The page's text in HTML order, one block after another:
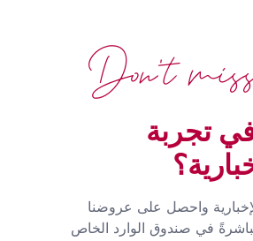
تجربة
واحصل على عروضنا
في صندوق الوارد الخاص
Don't